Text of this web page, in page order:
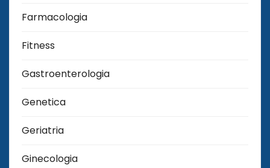
Farmacologia
Fitness
Gastroenterologia
Genetica
Geriatria
Ginecologia